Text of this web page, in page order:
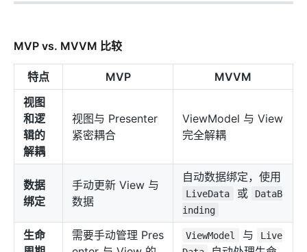
MVP vs. MVVM 比较
特点 MVP
MVVM
视图
和逻
辑的
解耦
视图与 Presenter
紧密耦合
ViewModel 与 View
完全解耦
数据
绑定
手动更新 View 与
数据
自动数据绑定，使用
LiveData 或
DataB
inding
生命
需要手动管理 Pres
ViewModel 与
Live